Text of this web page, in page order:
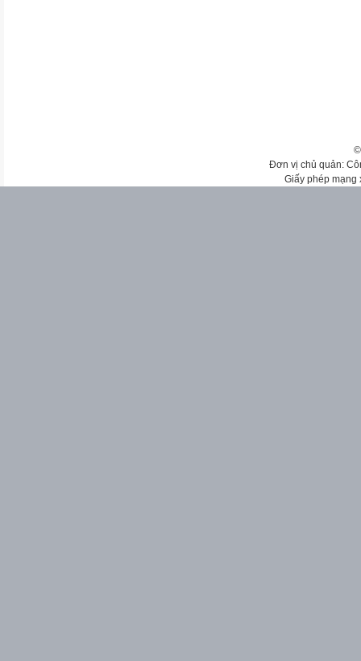
Đơn vị chủ quản:
Giấy phép mạng